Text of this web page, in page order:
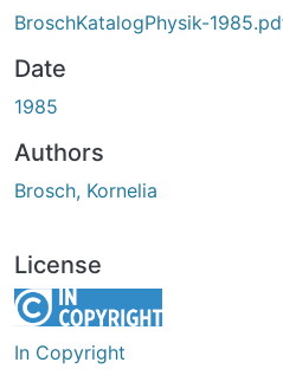
BroschKatalogPhysik-
Date
1985
Authors
Brosch, Kornelia
License
In Copyright